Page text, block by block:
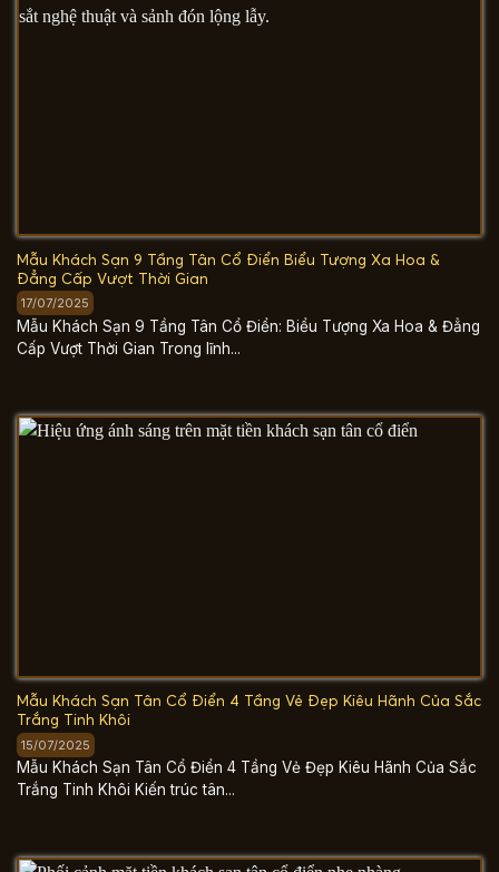
Mẫu Khách Sạn 9 Tầng Tân Cổ Điển Biểu Tượng Xa Hoa &
Đẳng Cấp Vượt Thời Gian
17/07/2025
Mẫu Khách Sạn 9 Tầng Tân Cổ Điển: Biểu Tượng Xa Hoa & Đẳng
Cấp Vượt Thời Gian Trong lĩnh...
Mẫu Khách Sạn Tân Cổ Điển 4 Tầng Vẻ Đẹp Kiêu Hãnh Của Sắc
Trắng Tinh Khôi
15/07/2025
Mẫu Khách Sạn Tân Cổ Điển 4 Tầng Vẻ Đẹp Kiêu Hãnh Của Sắc
Trắng Tinh Khôi Kiến trúc tân...